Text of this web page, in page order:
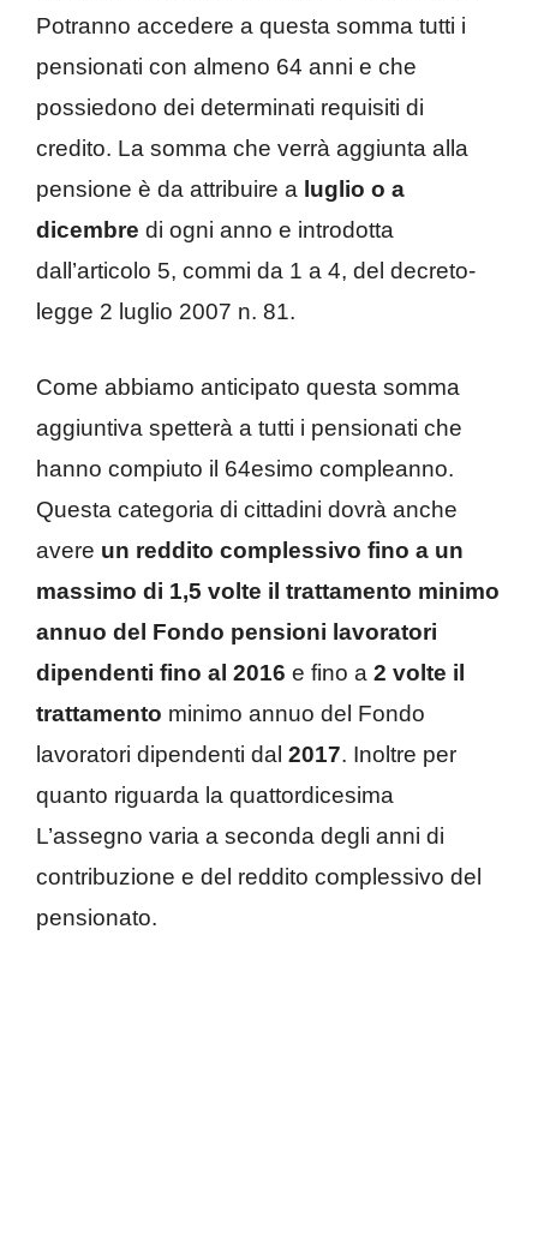
Potranno accedere a questa somma tutti i
pensionati con almeno 64 anni e che
possiedono dei determinati requisiti di
credito. La somma che verrà aggiunta alla
pensione è da attribuire a luglio o a
dicembre di ogni anno e introdotta
dall’articolo 5, commi da 1 a 4, del decreto-
legge 2 luglio 2007 n. 81.
Come abbiamo anticipato questa somma
aggiuntiva spetterà a tutti i pensionati che
hanno compiuto il 64esimo compleanno.
Questa categoria di cittadini dovrà anche
avere un reddito complessivo fino a un
massimo di 1,5 volte il trattamento minimo
annuo del Fondo pensioni lavoratori
dipendenti fino al 2016 e fino a 2 volte il
trattamento minimo annuo del Fondo
lavoratori dipendenti dal 2017. Inoltre per
quanto riguarda la quattordicesima
L’assegno varia a seconda degli anni di
contribuzione e del reddito complessivo del
pensionato.